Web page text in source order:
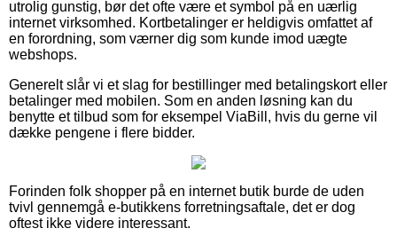
utrolig gunstig, bør det ofte være et symbol på en uærlig
internet virksomhed. Kortbetalinger er heldigvis omfattet af
en forordning, som værner dig som kunde imod uægte
webshops.
Generelt slår vi et slag for bestillinger med betalingskort eller
betalinger med mobilen. Som en anden løsning kan du
benytte et tilbud som for eksempel ViaBill, hvis du gerne vil
dække pengene i flere bidder.
Forinden folk shopper på en internet butik burde de uden
tvivl gennemgå e-butikkens forretningsaftale, det er dog
oftest ikke videre interessant.